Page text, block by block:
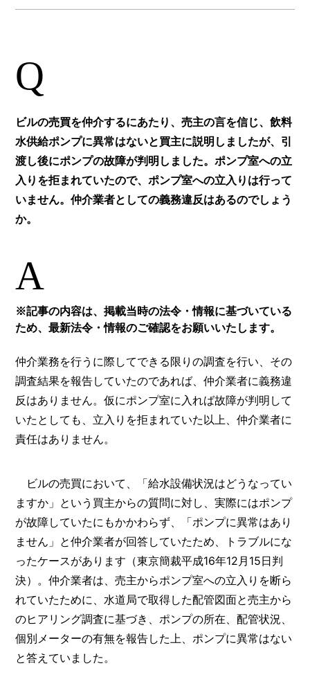
Q
ビルの売買を仲介するにあたり、売主の言を信じ、飲料
水供給ポンプに異常はないと買主に説明しましたが、引
渡し後にポンプの故障が判明しました。ポンプ室への立
入りを拒まれていたので、ポンプ室への立入りは行って
いません。仲介業者としての義務違反はあるのでしょう
か。
A
※記事の内容は、掲載当時の法令・情報に基づいている
ため、最新法令・情報のご確認をお願いいたします。
仲介業務を行うに際してできる限りの調査を行い、その
調査結果を報告していたのであれば、仲介業者に義務違
反はありません。仮にポンプ室に入れば故障が判明して
いたとしても、立入りを拒まれていた以上、仲介業者に
責任はありません。
ビルの売買において、「給水設備状況はどうなってい
ますか」という買主からの質問に対し、実際にはポンプ
が故障していたにもかかわらず、「ポンプに異常はあり
ません」と仲介業者が回答していたため、トラブルにな
ったケースがあります（東京簡裁平成16年12月15日判
決）。仲介業者は、売主からポンプ室への立入りを断ら
れていたために、水道局で取得した配管図面と売主から
のヒアリング調査に基づき、ポンプの所在、配管状況、
個別メーターの有無を報告した上、ポンプに異常はない
と答えていました。